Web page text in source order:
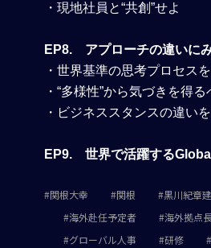
・現地社員と“共創”せよ
EP8. アプローチの違いに
・世界基準の思考プロセス
・“多様性”から気づきを得る
・ビジネススタンスの違い
EP9. 世界で活躍する
関根大幸 関根 黒川紀章
海外赴任予定者
海外拠点
グローバル人事
研修